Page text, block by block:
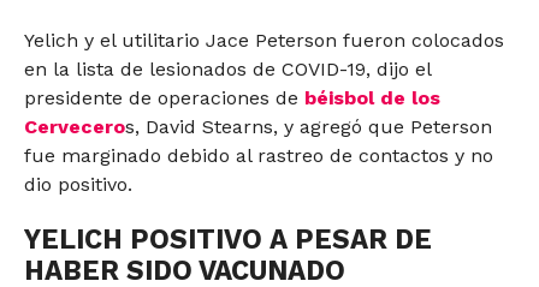
Yelich y el utilitario Jace Peterson fueron colocados
en la lista de lesionados de COVID-19, dijo el
presidente de operaciones de béisbol de los
Cerveceros, David Stearns, y agregó que Peterson
fue marginado debido al rastreo de contactos y no
dio positivo.
YELICH POSITIVO A PESAR DE
HABER SIDO VACUNADO